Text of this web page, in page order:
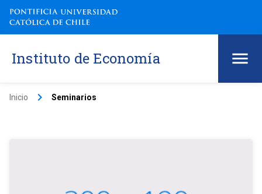
Instituto de Economía
Inicio keyboard_arrow_right Seminarios